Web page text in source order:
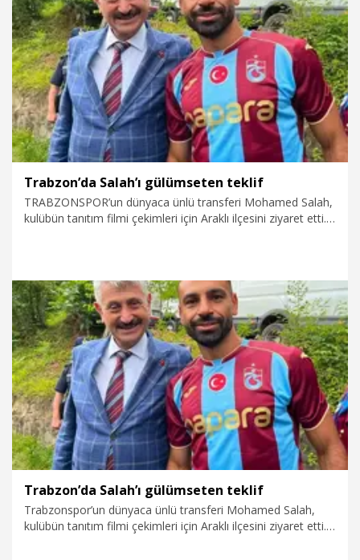
8.08.2026 Politika
Trabzon’da Salah’ı gülümseten teklif
TRABZONSPOR’un dünyaca ünlü transferi Mohamed Salah,
kulübün tanıtım filmi çekimleri için Araklı ilçesini ziyaret etti.
yaşanabilir olacak ve küresel ısınmadan en az etkilenecek
yer olacak. Dolayısıyla size burada güzel bir arazi verelim”
teklifinde bulundu. Salah’ın teklife gülümsediği anlar, sanal
medyada ilgi gördü.
8.08.2026 Video
Trabzon’da Salah’ı gülümseten teklif
Trabzonspor’un dünyaca ünlü transferi Mohamed Salah,
kulübün tanıtım filmi çekimleri için Araklı ilçesini ziyaret etti.